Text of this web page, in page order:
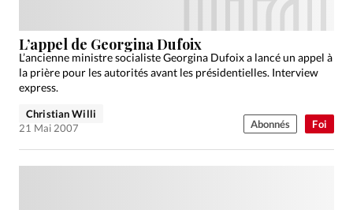
Foi
L’appel de Georgina Dufoix
L’ancienne ministre socialiste Georgina Dufoix a lancé un appel à
la prière pour les autorités avant les présidentielles. Interview
express.
Christian Willi
21 Mai 2007
Abonnés